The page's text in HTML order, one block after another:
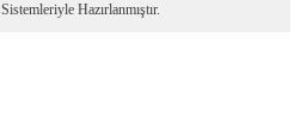
Sistemleriyle Hazırlanmıştır.